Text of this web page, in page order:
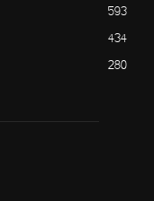
593
434
280